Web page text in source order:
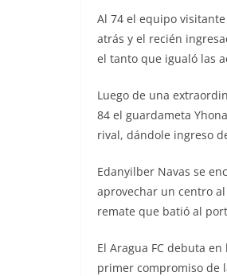
Al 74 el equipo
atrás y el recién
el tanto que igualó las
Luego de una
84 el guardameta
rival, dándole ingreso
Edanyilber Navas se
aprovechar un centro
remate que batió al
El Aragua FC debuta
primer compromiso de